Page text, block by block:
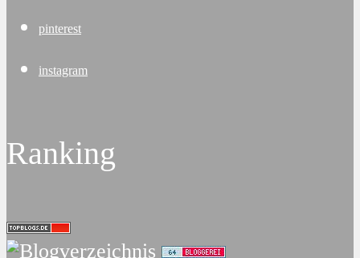
pinterest
instagram
Ranking